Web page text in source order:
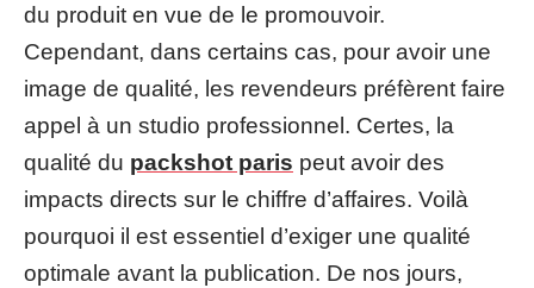
du produit en vue de le promouvoir.
Cependant, dans certains cas, pour avoir une
image de qualité, les revendeurs préfèrent faire
appel à un studio professionnel. Certes, la
qualité du packshot paris peut avoir des
impacts directs sur le chiffre d’affaires. Voilà
pourquoi il est essentiel d’exiger une qualité
optimale avant la publication. De nos jours,